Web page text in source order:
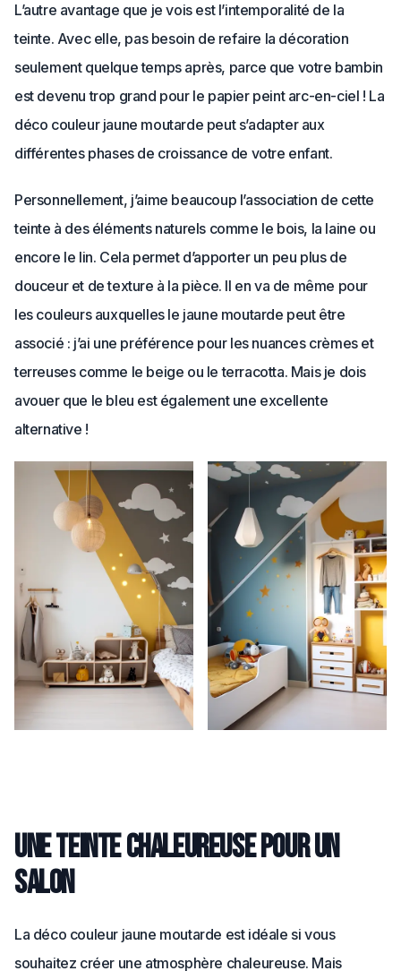
L’autre avantage que je vois est l’intemporalité de la
teinte. Avec elle, pas besoin de refaire la décoration
seulement quelque temps après, parce que votre bambin
est devenu trop grand pour le papier peint arc-en-ciel ! La
déco couleur jaune moutarde peut s’adapter aux
différentes phases de croissance de votre enfant.
Personnellement, j’aime beaucoup l’association de cette
teinte à des éléments naturels comme le bois, la laine ou
encore le lin. Cela permet d’apporter un peu plus de
douceur et de texture à la pièce. Il en va de même pour
les couleurs auxquelles le jaune moutarde peut être
associé : j’ai une préférence pour les nuances crèmes et
terreuses comme le beige ou le terracotta. Mais je dois
avouer que le bleu est également une excellente
alternative !
Une teinte chaleureuse pour un
salon
La déco couleur jaune moutarde est idéale si vous
souhaitez créer une atmosphère chaleureuse. Mais